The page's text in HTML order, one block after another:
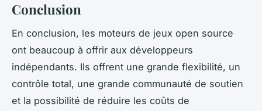
Conclusion
En conclusion, les moteurs de jeux open source
ont beaucoup à offrir aux développeurs
indépendants. Ils offrent une grande flexibilité, un
contrôle total, une grande communauté de soutien
et la possibilité de réduire les coûts de